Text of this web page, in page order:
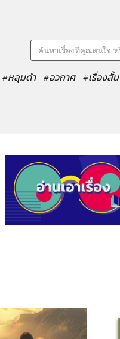
#หลุมดำ #อวกาศ #เรื่องสั้น